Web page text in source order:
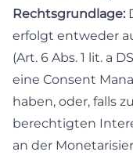
Rechtsgrundlage:
erfolgt entweder
(Art. 6 Abs. 1 lit. a
eine Consent
haben, oder, falls
berechtigten
an der